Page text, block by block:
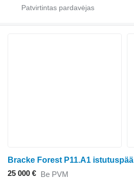
Bracke Forest P11.A1 istutuspää
25 000 € Be PVM